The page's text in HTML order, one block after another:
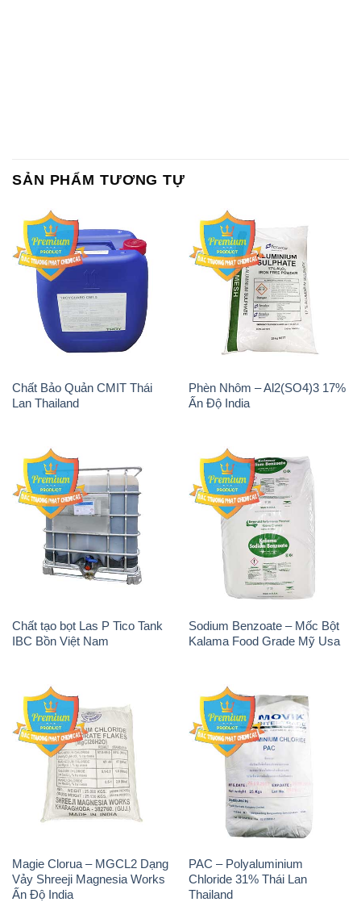
SẢN PHẨM TƯƠNG TỰ
Chất Bảo Quản CMIT Thái
Lan Thailand
Phèn Nhôm – Al2(SO4)3 17%
Ấn Độ India
Chất tạo bọt Las P Tico Tank
IBC Bồn Việt Nam
Sodium Benzoate – Mốc Bột
Kalama Food Grade Mỹ Usa
Magie Clorua – MGCL2 Dạng
Vảy Shreeji Magnesia Works
Ấn Độ India
PAC – Polyaluminium
Chloride 31% Thái Lan
Thailand